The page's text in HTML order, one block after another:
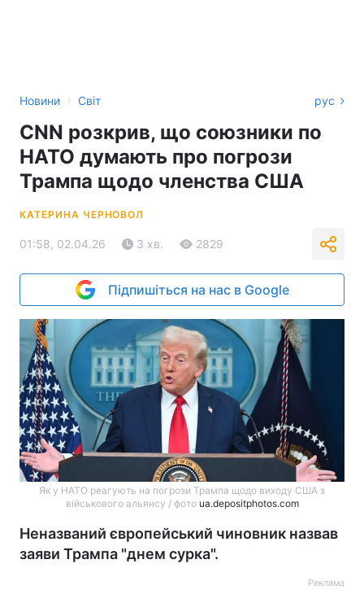
Новини › Світ рус
CNN розкрив, що союзники по
НАТО думають про погрози
Трампа щодо членства США
КАТЕРИНА ЧЕРНОВОЛ
01:58, 02.04.26 3 хв. 2829
Підпишіться на нас в Google
Як у НАТО реагують на погрози Трампа щодо виходу США з
військового альянсу / фото ua.depositphotos.com
Неназваний європейський чиновник назвав
заяви Трампа "днем сурка".
Реклама